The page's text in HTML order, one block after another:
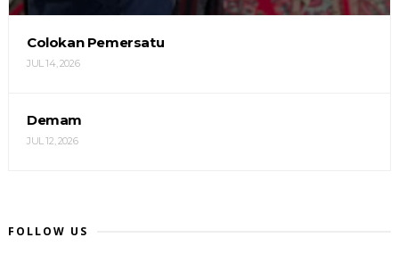
Colokan Pemersatu
JUL 14, 2026
Demam
JUL 12, 2026
FOLLOW US